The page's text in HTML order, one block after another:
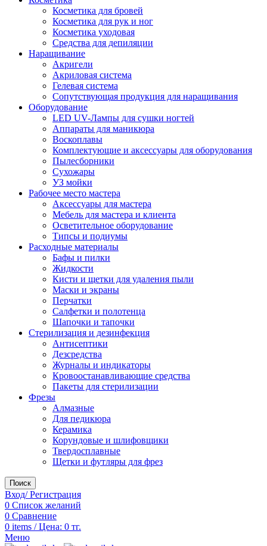
Косметика для бровей
Косметика для рук и ног
Косметика уходовая
Средства для депиляции
Наращивание
Акригели
Акриловая система
Гелевая система
Сопутствующая продукция для наращивания
Оборудование
LED UV-Лампы для сушки ногтей
Аппараты для маникюра
Воскоплавы
Комплектующие и аксессуары для оборудования
Пылесборники
Сухожары
УЗ мойки
Рабочее место мастера
Аксессуары для мастера
Мебель для мастера и клиента
Осветительное оборудование
Типсы и подиумы
Расходные материалы
Бафы и пилки
Жидкости
Кисти и щетки для удаления пыли
Маски и экраны
Перчатки
Салфетки и полотенца
Шапочки и тапочки
Стерилизация и дезинфекция
Антисептики
Дезсредства
Журналы и индикаторы
Кровоостанавливающие средства
Пакеты для стерилизации
Фрезы
Алмазные
Для педикюра
Керамика
Корундовые и шлифовщики
Твердосплавные
Щетки и футляры для фрез
Поиск
Вход/ Регистрация
0 Список желаний
0 Сравнение
0 items / Цена: 0 тг.
Меню